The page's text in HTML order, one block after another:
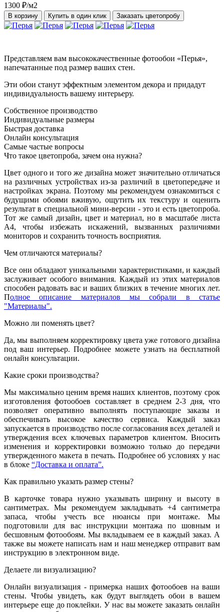
1300 ₽/м2
В корзину Купить в один клик Заказать цветопробу
Представляем вам высококачественные фотообои «Перья»,
напечатанные под размер ваших стен.
Эти обои станут эффектным элементом декора и придадут
индивидуальность вашему интерьеру.
Собственное производство
Индивидуальные размеры
Быстрая доставка
Онлайн консультация
Самые частые вопросы
Что такое цветопроба, зачем она нужна?
Цвет одного и того же дизайна может значительно отличаться
на различных устройствах из-за различий в цветопередаче и
настройках экрана. Поэтому мы рекомендуем ознакомиться с
будущими обоями вживую, ощутить их текстуру и оценить
результат в специальной мини-версии - это и есть цветопроба.
Тот же самый дизайн, цвет и материал, но в масштабе листа
А4, чтобы избежать искажений, вызванных различиями
мониторов и сохранить точность восприятия.
Чем отличаются материалы?
Все они обладают уникальными характеристиками, и каждый
заслуживает особого внимания. Каждый из этих материалов
способен радовать вас и ваших близких в течение многих лет.
Полное описание материалов мы собрали в статье
"Материалы".
Можно ли поменять цвет?
Да, мы выполняем корректировку цвета уже готового дизайна
под ваш интерьер. Подробнее можете узнать на бесплатной
онлайн консультации.
Какие сроки производства?
Мы максимально ценим время наших клиентов, поэтому срок
изготовления фотообоев составляет в среднем 2-3 дня, что
позволяет оперативно выполнять поступающие заказы и
обеспечивать высокое качество сервиса. Каждый заказ
запускается в производство после согласования всех деталей и
утверждения всех ключевых параметров клиентом. Вносить
изменения и корректировки возможно только до передачи
утвержденного макета в печать. Подробнее об условиях у нас
в блоке “Доставка и оплата”.
Как правильно указать размер стены?
В карточке товара нужно указывать ширину и высоту в
сантиметрах. Мы рекомендуем закладывать +4 сантиметра
запаса, чтобы учесть все нюансы при монтаже. Мы
подготовили для вас инструкции монтажа по шовным и
бесшовным фотообоям. Мы вкладываем ее в каждый заказ. А
также вы можете написать нам и наш менеджер отправит вам
инструкцию в электронном виде.
Делаете ли визуализацию?
Онлайн визуализация - примерка наших фотообоев на ваши
стены. Чтобы увидеть, как будут выглядеть обои в вашем
интерьере еще до поклейки. У нас вы можете заказать онлайн